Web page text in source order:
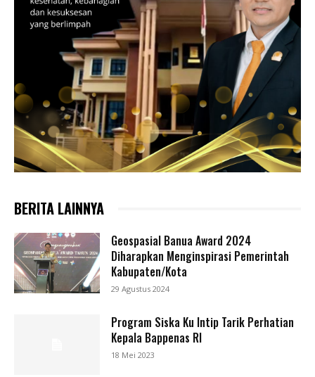
BERITA LAINNYA
Geospasial Banua Award 2024
Diharapkan Menginspirasi Pemerintah
Kabupaten/Kota
29 Agustus 2024
Program Siska Ku Intip Tarik Perhatian
Kepala Bappenas RI
18 Mei 2023